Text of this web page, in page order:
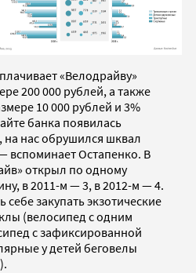
«Велодрайву»
200 000 рублей, а также
10 000 рублей и 3%
банка появилась
нас обрушился шквал
вспоминает Остапенко. В
открыл по одному
в 2011-м — 3, в 2012-м — 4.
закупать экзотические
(велосипед с одним
с зафиксированной
у детей беговелы